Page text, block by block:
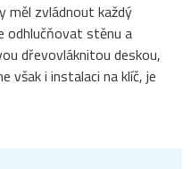
měl zvládnout každý
odhlučňovat stěnu a
dřevovláknitou deskou,
však i instalaci na klíč, je